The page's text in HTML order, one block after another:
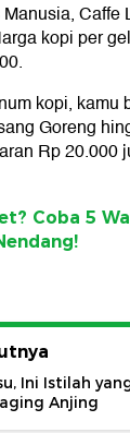
Caffe
kopi per
kopi, kamu
Goreng
Rp 20.000
Coba 5
Ini Istilah
Anjing